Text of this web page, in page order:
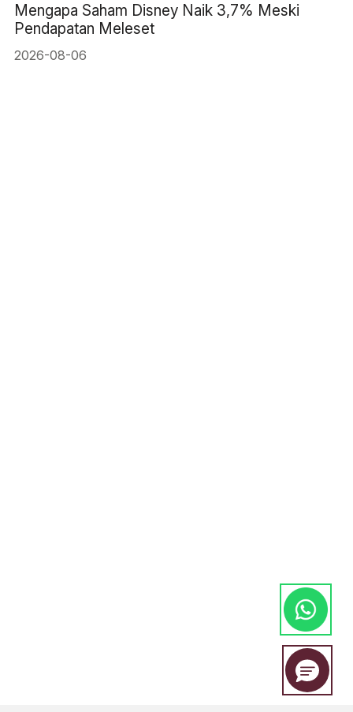
Mengapa Saham Disney Naik 3,7% Meski
Pendapatan Meleset
2026-08-06